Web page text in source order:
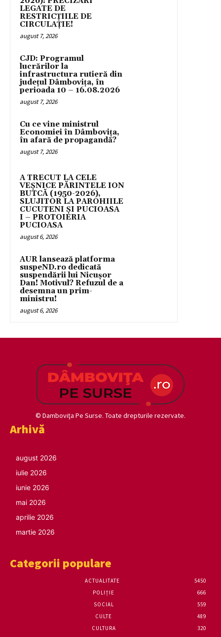
LEGATE DE
RESTRICȚIILE DE
CIRCULAȚIE!
august 7, 2026
CJD: Programul
lucrărilor la
infrastructura rutieră din
județul Dâmbovița, în
perioada 10 – 16.08.2026
august 7, 2026
Cu ce vine ministrul
Economiei în Dâmbovița,
în afară de propagandă?
august 7, 2026
A TRECUT LA CELE
VEȘNICE PĂRINTELE ION
BUTCĂ (1950-2026),
SLUJITOR LA PAROHIILE
CUCUTENI ȘI PUCIOASA
I – PROTOIERIA
PUCIOASA
august 6, 2026
AUR lansează platforma
suspeND.ro dedicată
suspendării lui Nicușor
Dan! Motivul? Refuzul de a
desemna un prim-
ministru!
august 6, 2026
© Damboviţa Pe Surse. Toate drepturile rezervate.
Arhivă
august 2026
iulie 2026
iunie 2026
mai 2026
aprilie 2026
martie 2026
Categorii populare
ACTUALITATE
5450
POLIȚIE
666
SOCIAL
559
CULTE
489
CULTURA
320